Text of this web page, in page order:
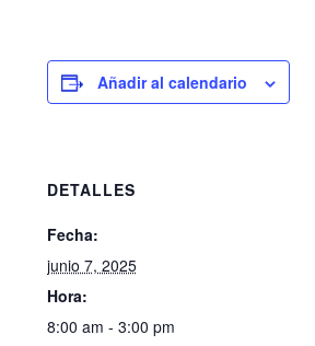
Añadir al calendario
DETALLES
Fecha:
junio 7, 2025
Hora:
8:00 am - 3:00 pm